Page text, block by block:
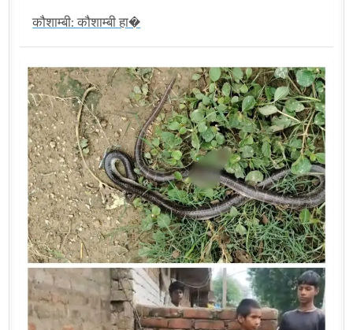
कौशाम्बी: कौशाम्बी हा�